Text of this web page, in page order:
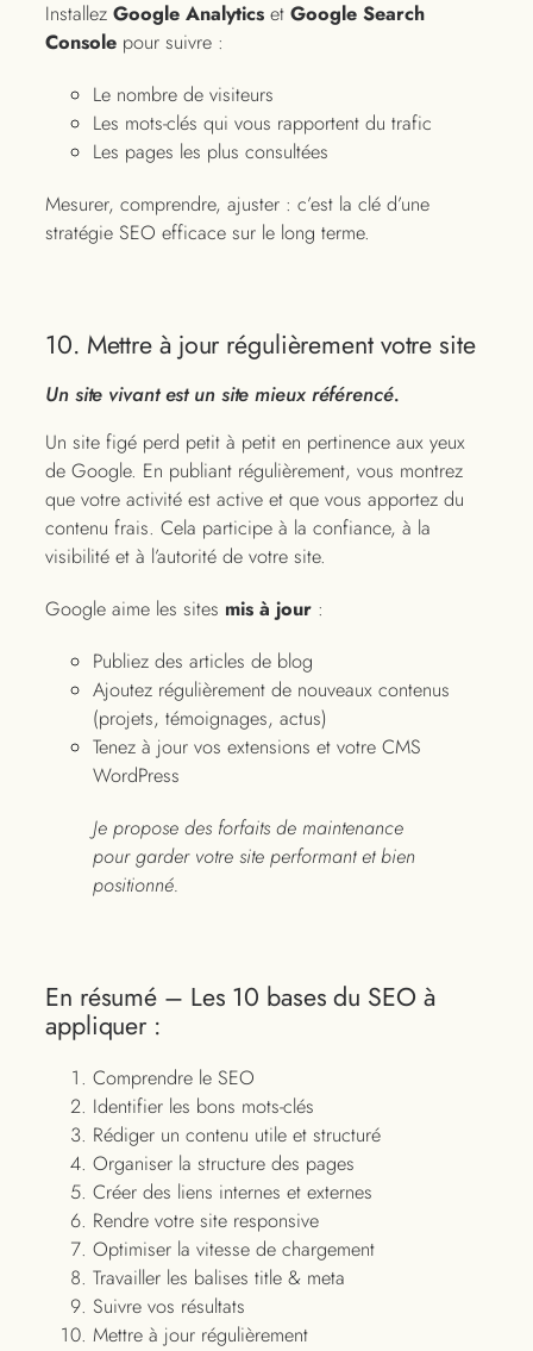
Installez Google Analytics et Google Search
Console pour suivre :
Le nombre de visiteurs
Les mots-clés qui vous rapportent du trafic
Les pages les plus consultées
Mesurer, comprendre, ajuster : c’est la clé d’une
stratégie SEO efficace sur le long terme.
10. Mettre à jour régulièrement votre site
Un site vivant est un site mieux référencé.
Un site figé perd petit à petit en pertinence aux yeux
de Google. En publiant régulièrement, vous montrez
que votre activité est active et que vous apportez du
contenu frais. Cela participe à la confiance, à la
visibilité et à l’autorité de votre site.
Google aime les sites mis à jour :
Publiez des articles de blog
Ajoutez régulièrement de nouveaux contenus
(projets, témoignages, actus)
Tenez à jour vos extensions et votre CMS
WordPress
Je propose des forfaits de maintenance
pour garder votre site performant et bien
positionné.
En résumé – Les 10 bases du SEO à
appliquer :
Comprendre le SEO
Identifier les bons mots-clés
Rédiger un contenu utile et structuré
Organiser la structure des pages
Créer des liens internes et externes
Rendre votre site responsive
Optimiser la vitesse de chargement
Travailler les balises title & meta
Suivre vos résultats
Mettre à jour régulièrement